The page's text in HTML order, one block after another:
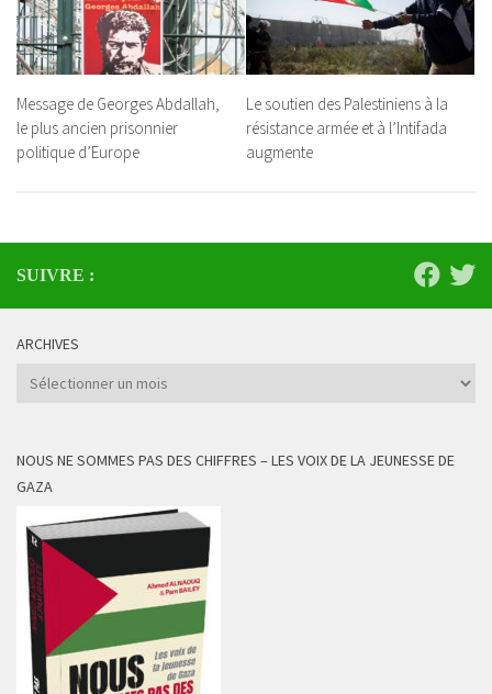
Message de Georges Abdallah,
le plus ancien prisonnier
politique d’Europe
Le soutien des Palestiniens à la
résistance armée et à l’Intifada
augmente
SUIVRE :
ARCHIVES
Archives
NOUS NE SOMMES PAS DES CHIFFRES – LES VOIX DE LA JEUNESSE DE
GAZA